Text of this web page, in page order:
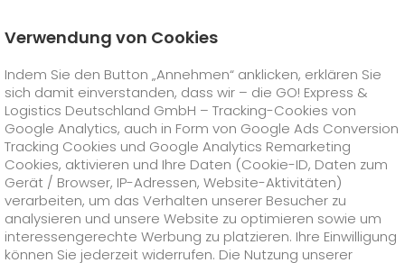
GO! Courier
GO! City
GO!Direct
GO!Same Day
GO! Express
GO!Overnight
Preise
GO!Worldwide +
GO! Solutions
Branchenlösungen +
GO! Value Added Services
Mitarbeiter (m/w/d) für die Disposition
Verwendung von Cookies
Indem Sie den Button „Annehmen“ anklicken, erklären Sie
sich damit einverstanden, dass wir – die GO! Express &
Logistics Deutschland GmbH – Tracking-Cookies von
Google Analytics, auch in Form von Google Ads Conversion
Tracking Cookies und Google Analytics Remarketing
Cookies, aktivieren und Ihre Daten (Cookie-ID, Daten zum
Gerät / Browser, IP-Adressen, Website-Aktivitäten)
verarbeiten, um das Verhalten unserer Besucher zu
analysieren und unsere Website zu optimieren sowie um
interessengerechte Werbung zu platzieren. Ihre Einwilligung
können Sie jederzeit widerrufen. Die Nutzung unserer